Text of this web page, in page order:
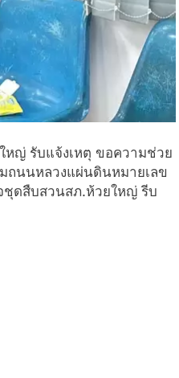
หญ่ รับแจ้งเหตุ ขอความช่วย
ถนนหลวงแผ่นดินหมายเลข
ชุดสืบสวนสภ.ห้วยใหญ่ รีบ